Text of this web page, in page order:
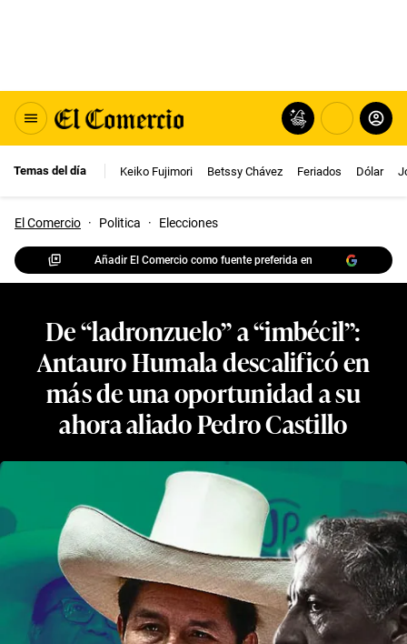
Temas del día Keiko Fujimori Betssy Chávez Feriados Dólar
El Comercio · Politica · Elecciones
Añadir El Comercio como fuente preferida en
De “ladronzuelo” a “imbécil”:
Antauro Humala descalificó en
más de una oportunidad a su
ahora aliado Pedro Castillo